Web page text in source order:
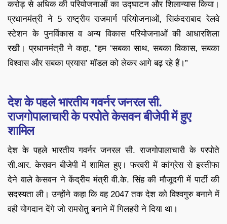
करोड़ से अधिक की परियोजनाओं का उद्घाटन और शिलान्यास किया।
प्रधानमंत्री ने 5 राष्ट्रीय राजमार्ग परियोजनाओं, सिकंदराबाद रेलवे
स्टेशन के पुनर्विकास व अन्य विकास परियोजनाओं की आधारशिला
रखी। प्रधानमंत्री ने कहा, “हम ‘सबका साथ, सबका विकास, सबका
विश्वास और सबका प्रयास’ मॉडल को लेकर आगे बढ़ रहे हैं।”
देश के पहले भारतीय गवर्नर जनरल सी.
राजगोपालाचारी के परपोते केसवन बीजेपी में हुए
शामिल
देश के पहले भारतीय गवर्नर जनरल सी. राजगोपालाचारी के परपोते
सी.आर. केसवन बीजेपी में शामिल हुए। फरवरी में कांग्रेस से इस्तीफा
देने वाले केसवन ने केंद्रीय मंत्री वी.के. सिंह की मौजूदगी में पार्टी की
सदस्यता ली। उन्होंने कहा कि वह 2047 तक देश को विश्वगुरु बनाने में
वही योगदान देंगे जो रामसेतु बनाने में गिलहरी ने दिया था।